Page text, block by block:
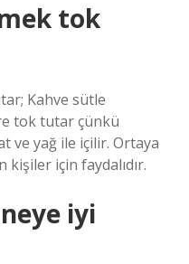
tok
Kahve sütle
tok tutar çünkü
ve yağ ile içilir. Ortaya
için faydalıdır.
iyi